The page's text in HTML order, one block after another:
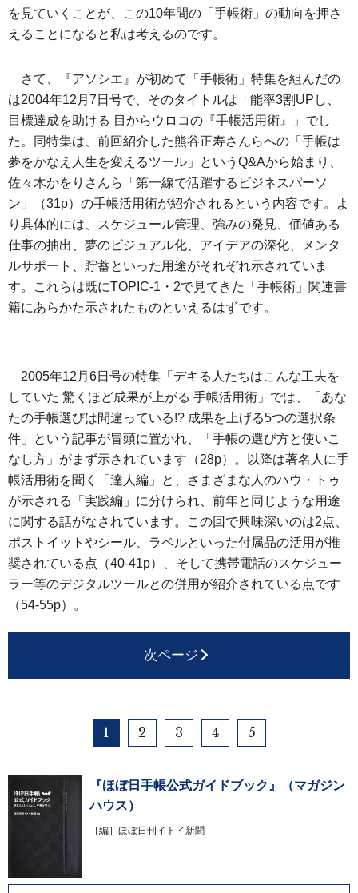
を見ていくことが、この10年間の「手帳術」の動向を押さ
えることになると私は考えるのです。
さて、『アソシエ』が初めて「手帳術」特集を組んだの
は2004年12月7日号で、そのタイトルは「能率3割UPし、
目標達成を助ける 目からウロコの『手帳活用術』」でし
た。同特集は、前回紹介した熊谷正寿さんらへの「手帳は
夢をかなえ人生を変えるツール」というQ&Aから始まり、
佐々木かをりさんら「第一線で活躍するビジネスパーソ
ン」（31p）の手帳活用術が紹介されるという内容です。よ
り具体的には、スケジュール管理、強みの発見、価値ある
仕事の抽出、夢のビジュアル化、アイデアの深化、メンタ
ルサポート、貯蓄といった用途がそれぞれ示されていま
す。これらは既にTOPIC-1・2で見てきた「手帳術」関連書
籍にあらかた示されたものといえるはずです。
2005年12月6日号の特集「デキる人たちはこんな工夫を
していた 驚くほど成果が上がる 手帳活用術」では、「あな
たの手帳選びは間違っている!? 成果を上げる5つの選択条
件」という記事が冒頭に置かれ、「手帳の選び方と使いこ
なし方」がまず示されています（28p）。以降は著名人に手
帳活用術を聞く「達人編」と、さまざまな人のハウ・トゥ
が示される「実践編」に分けられ、前年と同じような用途
に関する話がなされています。この回で興味深いのは2点、
ポストイットやシール、ラベルといった付属品の活用が推
奨されている点（40-41p）、そして携帯電話のスケジュー
ラー等のデジタルツールとの併用が紹介されている点です
（54-55p）。
次ページ
1 2 3 4 5
『ほぼ日手帳公式ガイドブック』（マガジン
ハウス）
［編］ほぼ日刊イトイ新聞